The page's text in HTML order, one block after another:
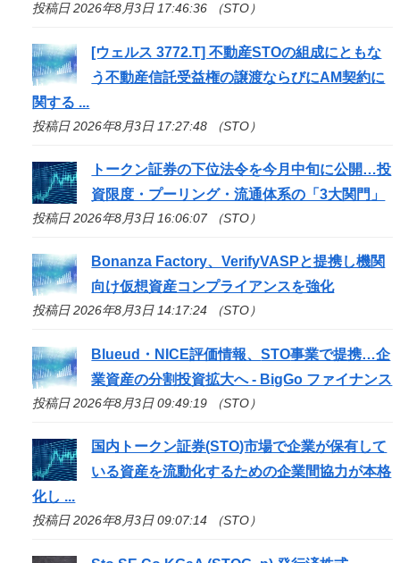
投稿日 2026年8月3日 17:46:36 （STO）
[ウェルス 3772.T] 不動産STOの組成にともな
う不動産信託受益権の譲渡ならびにAM契約に
関する ...
投稿日 2026年8月3日 17:27:48 （STO）
トークン証券の下位法令を今月中旬に公開…投
資限度・プーリング・流通体系の「3大関門」
投稿日 2026年8月3日 16:06:07 （STO）
Bonanza Factory、VerifyVASPと提携し機関
向け仮想資産コンプライアンスを強化
投稿日 2026年8月3日 14:17:24 （STO）
Blueud・NICE評価情報、STO事業で提携…企
業資産の分割投資拡大へ - BigGo ファイナンス
投稿日 2026年8月3日 09:49:19 （STO）
国内トークン証券(STO)市場で企業が保有して
いる資産を流動化するための企業間協力が本格
化し ...
投稿日 2026年8月3日 09:07:14 （STO）